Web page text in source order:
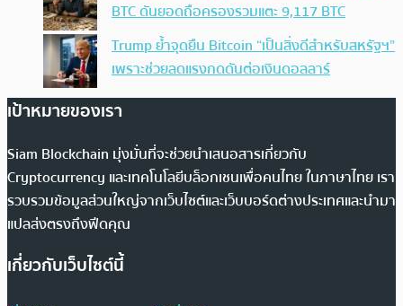
BTC ดันยอดถือครองรวมแตะ 9,117 BTC
Trump ย้ำจุดยืน Bitcoin “เป็นสิ่งดีสำหรับสหรัฐฯ”
เพราะช่วยลดแรงกดดันต่อเงินดอลลาร์
เป้าหมายของเรา
Siam Blockchain มุ่งมั่นที่จะช่วยนำเสนอสารเกี่ยวกับ
Cryptocurrency และเทคโนโลยีบล็อกเชนเพื่อคนไทย ในภาษาไทย เรา
รวบรวมข้อมูลส่วนใหญ่จากเว็บไซต์และเว็บบอร์ดต่างประเทศและนำมา
แปลส่งตรงถึงฟีดคุณ
เกี่ยวกับเว็บไซต์นี้